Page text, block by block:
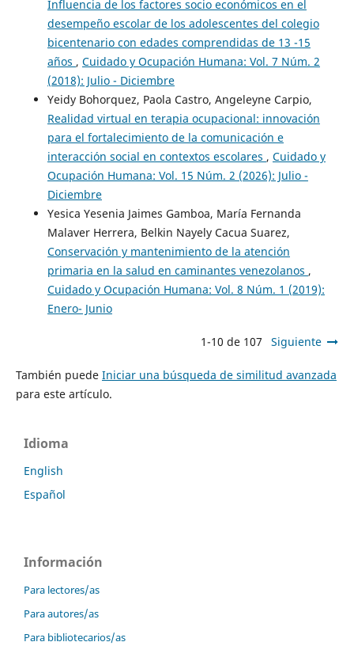
Influencia de los factores socio económicos en el
desempeño escolar de los adolescentes del colegio
bicentenario con edades comprendidas de 13 -15
años , Cuidado y Ocupación Humana: Vol. 7 Núm. 2
(2018): Julio - Diciembre
Yeidy Bohorquez, Paola Castro, Angeleyne Carpio,
Realidad virtual en terapia ocupacional: innovación
para el fortalecimiento de la comunicación e
interacción social en contextos escolares , Cuidado y
Ocupación Humana: Vol. 15 Núm. 2 (2026): Julio -
Diciembre
Yesica Yesenia Jaimes Gamboa, María Fernanda
Malaver Herrera, Belkin Nayely Cacua Suarez,
Conservación y mantenimiento de la atención
primaria en la salud en caminantes venezolanos ,
Cuidado y Ocupación Humana: Vol. 8 Núm. 1 (2019):
Enero- Junio
1-10 de 107 Siguiente
También puede Iniciar una búsqueda de similitud avanzada
para este artículo.
Idioma
English
Español
Información
Para lectores/as
Para autores/as
Para bibliotecarios/as